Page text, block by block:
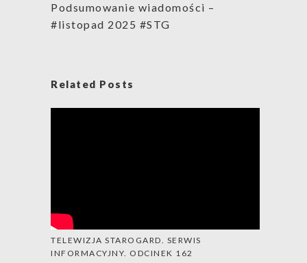
Podsumowanie wiadomości –
#listopad 2025 #STG
Related Posts
TELEWIZJA STAROGARD. SERWIS
INFORMACYJNY. ODCINEK 162